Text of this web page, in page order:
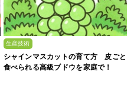
生産技術
シャインマスカットの育て方 皮ごと
食べられる高級ブドウを家庭で！